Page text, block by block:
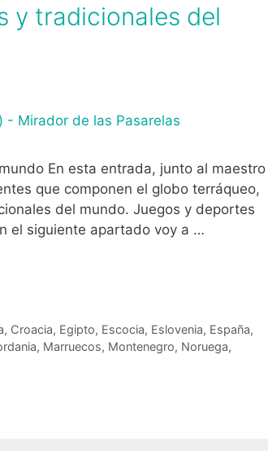
y tradicionales del
En esta entrada, junto al maestro
que componen el globo terráqueo,
del mundo. Juegos y deportes
el siguiente apartado voy a …
, Croacia, Egipto, Escocia, Eslovenia, España,
, Marruecos, Montenegro, Noruega,